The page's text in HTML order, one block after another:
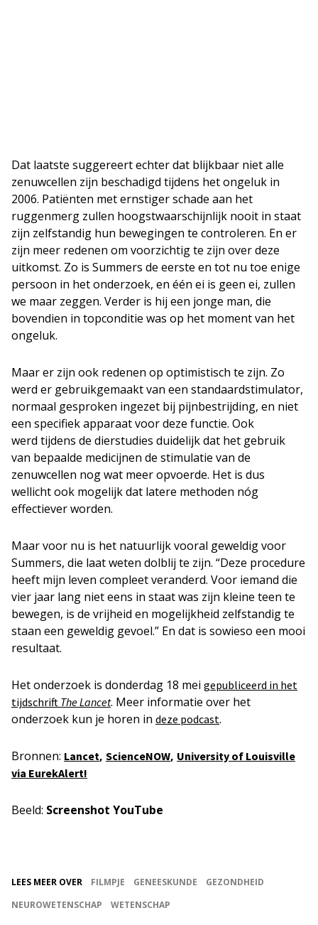
Dat laatste suggereert echter dat blijkbaar niet alle
zenuwcellen zijn beschadigd tijdens het ongeluk in
2006. Patiënten met ernstiger schade aan het
ruggenmerg zullen hoogstwaarschijnlijk nooit in staat
zijn zelfstandig hun bewegingen te controleren. En er
zijn meer redenen om voorzichtig te zijn over deze
uitkomst. Zo is Summers de eerste en tot nu toe enige
persoon in het onderzoek, en één ei is geen ei, zullen
we maar zeggen. Verder is hij een jonge man, die
bovendien in topconditie was op het moment van het
ongeluk.
Maar er zijn ook redenen op optimistisch te zijn. Zo
werd er gebruikgemaakt van een standaardstimulator,
normaal gesproken ingezet bij pijnbestrijding, en niet
een specifiek apparaat voor deze functie. Ook
werd tijdens de dierstudies duidelijk dat het gebruik
van bepaalde medicijnen de stimulatie van de
zenuwcellen nog wat meer opvoerde. Het is dus
wellicht ook mogelijk dat latere methoden nóg
effectiever worden.
Maar voor nu is het natuurlijk vooral geweldig voor
Summers, die laat weten dolblij te zijn. “Deze procedure
heeft mijn leven compleet veranderd. Voor iemand die
vier jaar lang niet eens in staat was zijn kleine teen te
bewegen, is de vrijheid en mogelijkheid zelfstandig te
staan een geweldig gevoel.” En dat is sowieso een mooi
resultaat.
Het onderzoek is donderdag 18 mei gepubliceerd in het
tijdschrift The Lancet. Meer informatie over het
onderzoek kun je horen in deze podcast.
Bronnen: Lancet, ScienceNOW, University of Louisville
via EurekAlert!
Beeld: Screenshot YouTube
LEES MEER OVER FILMPJE GENEESKUNDE
GEZONDHEID
NEUROWETENSCHAP
WETENSCHAP